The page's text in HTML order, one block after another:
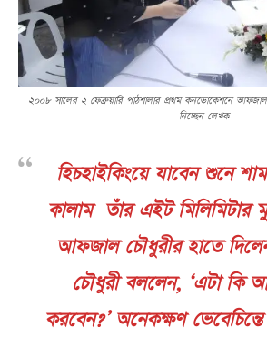
২০০৮ সালের ২ ফেব্রুয়ারি পাঠশালার প্রথম কনভোকেশনে
নিচ্ছেন লেখক
হিচহাইকিংয়ে যাবেন শুনে
কালাম তাঁর এইট মিলিমিটার
আফজাল চৌধুরীর হাতে
চৌধুরী বললেন, ‘এটা কি
করবেন?’ অনেকক্ষণ